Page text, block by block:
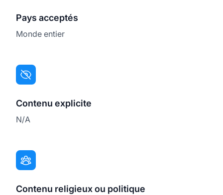
Pays acceptés
Monde entier
Contenu explicite
N/A
Contenu religieux ou politique